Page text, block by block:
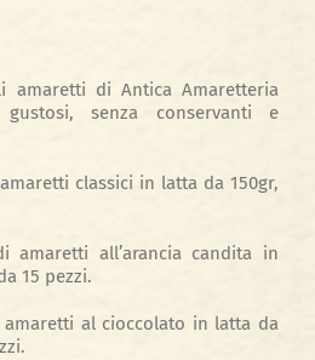
amaretti di Antica Amaretteria
senza conservanti e
classici in latta da 150gr,
amaretti all’arancia candita in
15 pezzi.
al cioccolato in latta da